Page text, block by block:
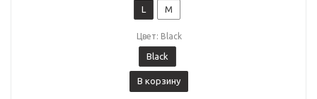
L M
Цвет: Black
Black
В корзину